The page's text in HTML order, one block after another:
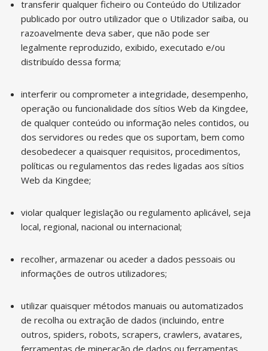
transferir qualquer ficheiro ou Conteúdo do Utilizador
publicado por outro utilizador que o Utilizador saiba, ou
razoavelmente deva saber, que não pode ser
legalmente reproduzido, exibido, executado e/ou
distribuído dessa forma;
interferir ou comprometer a integridade, desempenho,
operação ou funcionalidade dos sítios Web da Kingdee,
de qualquer conteúdo ou informação neles contidos, ou
dos servidores ou redes que os suportam, bem como
desobedecer a quaisquer requisitos, procedimentos,
políticas ou regulamentos das redes ligadas aos sítios
Web da Kingdee;
violar qualquer legislação ou regulamento aplicável, seja
local, regional, nacional ou internacional;
recolher, armazenar ou aceder a dados pessoais ou
informações de outros utilizadores;
utilizar quaisquer métodos manuais ou automatizados
de recolha ou extração de dados (incluindo, entre
outros, spiders, robots, scrapers, crawlers, avatares,
ferramentas de mineração de dados ou ferramentas